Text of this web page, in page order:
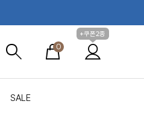
0
+쿠폰2종
SALE